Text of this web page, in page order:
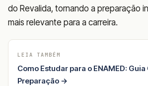
do Revalida, tornando a preparação
mais relevante para a carreira.
LEIA TAMBÉM
Como Estudar para o ENAMED:
Preparação →